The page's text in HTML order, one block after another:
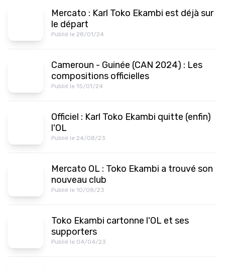
Mercato : Karl Toko Ekambi est déjà sur
le départ
Publié le 28/01/24
Cameroun - Guinée (CAN 2024) : Les
compositions officielles
Publié le 15/01/24
Officiel : Karl Toko Ekambi quitte (enfin)
l'OL
Publié le 24/08/23
Mercato OL : Toko Ekambi a trouvé son
nouveau club
Publié le 10/08/23
Toko Ekambi cartonne l'OL et ses
supporters
Publié le 04/04/23